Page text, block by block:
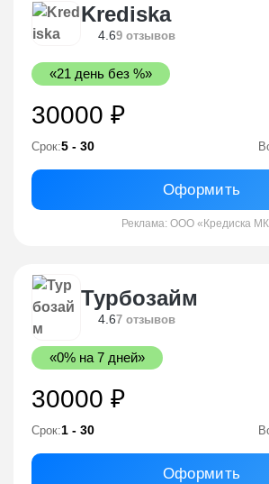
Krediska
4.69 отзывов
«21 день без %»
30000 ₽
Срок:5 - 30
Оформить
Реклама: ООО «Кредиска
Турбозайм
4.67 отзывов
«0% на 7 дней»
30000 ₽
Срок:1 - 30
Оформить